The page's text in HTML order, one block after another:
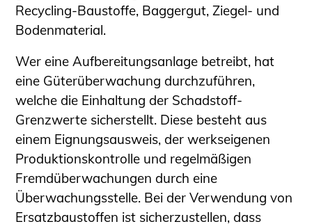
Kontakt und Anfahrt
Impressum
Datenschutz
Ingenieurakademie West
Recycling-Baustoffe, Baggergut, Ziegel- und
Bodenmaterial.
Wer eine Aufbereitungsanlage betreibt, hat
eine Güterüberwachung durchzuführen,
welche die Einhaltung der Schadstoff-
Grenzwerte sicherstellt. Diese besteht aus
einem Eignungsausweis, der werkseigenen
Produktionskontrolle und regelmäßigen
Fremdüberwachungen durch eine
Überwachungsstelle. Bei der Verwendung von
Ersatzbaustoffen ist sicherzustellen, dass